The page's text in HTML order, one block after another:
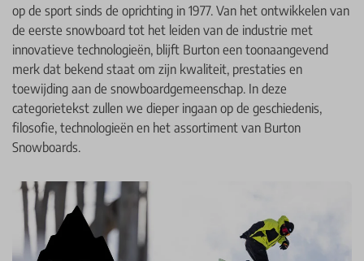
op de sport sinds de oprichting in 1977. Van het ontwikkelen van
de eerste snowboard tot het leiden van de industrie met
innovatieve technologieën, blijft Burton een toonaangevend
merk dat bekend staat om zijn kwaliteit, prestaties en
toewijding aan de snowboardgemeenschap. In deze
categorietekst zullen we dieper ingaan op de geschiedenis,
filosofie, technologieën en het assortiment van Burton
Snowboards.